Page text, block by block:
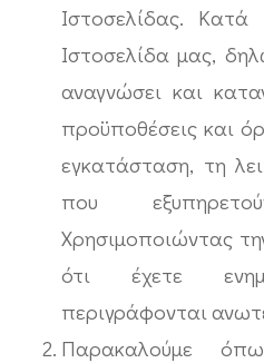
Ιστοσελίδας.
Ιστοσελίδα μας,
αναγνώσει και
προϋποθέσεις και
εγκατάσταση, τη
που
Χρησιμοποιώντας
ότι έχετε
περιγράφονται
Παρακαλούμε